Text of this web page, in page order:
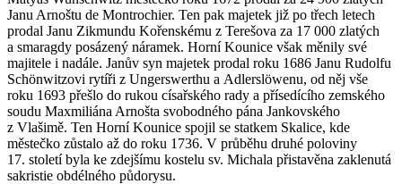
Janu Arnoštu de Montrochier. Ten pak majetek již po třech letech
prodal Janu Zikmundu Kořenskému z Terešova za 17 000 zlatých
a smaragdy posázený náramek. Horní Kounice však měnily své
majitele i nadále. Janův syn majetek prodal roku 1686 Janu Rudolfu
Schönwitzovi rytíři z Ungerswerthu a Adlerslöwenu, od něj vše
roku 1693 přešlo do rukou císařského rady a přísedícího zemského
soudu Maxmiliána Arnošta svobodného pána Jankovského
z Vlašimě. Ten Horní Kounice spojil se statkem Skalice, kde
městečko zůstalo až do roku 1736. V průběhu druhé poloviny
17. století byla ke zdejšímu kostelu sv. Michala přistavěna zaklenutá
sakristie obdélného půdorysu.